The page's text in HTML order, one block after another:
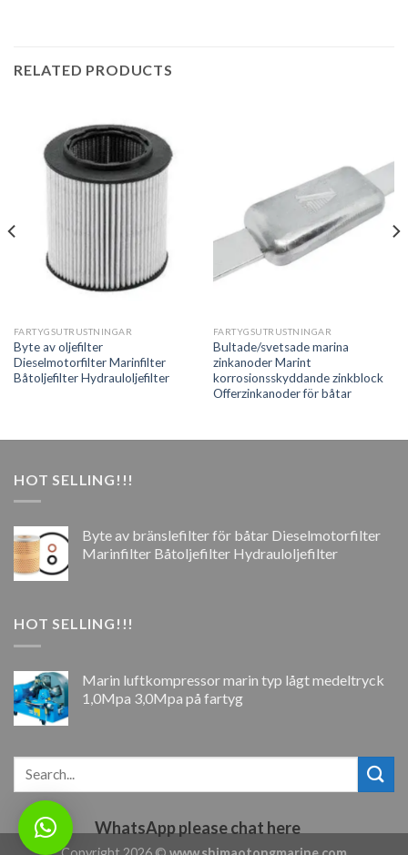
RELATED PRODUCTS
FARTYGSUTRUSTNINGAR
Byte av oljefilter
Dieselmotorfilter Marinfilter
Båtoljefilter Hydrauloljefilter
FARTYGSUTRUSTNINGAR
Bultade/svetsade marina
zinkanoder Marint
korrosionsskyddande zinkblock
Offerzinkanoder för båtar
HOT SELLING!!!
Byte av bränslefilter för båtar Dieselmotorfilter
Marinfilter Båtoljefilter Hydrauloljefilter
HOT SELLING!!!
Marin luftkompressor marin typ lågt medeltryck
1,0Mpa 3,0Mpa på fartyg
WhatsApp please chat here